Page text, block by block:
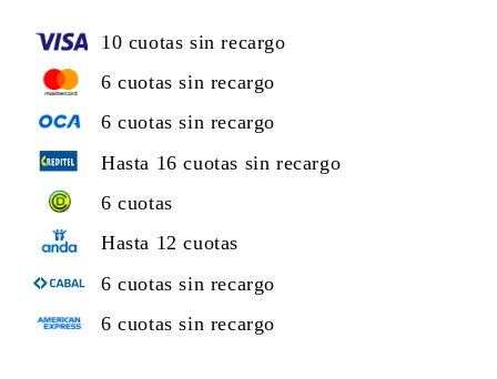
10 cuotas sin recargo
6 cuotas sin recargo
6 cuotas sin recargo
Hasta 16 cuotas sin recargo
6 cuotas
Hasta 12 cuotas
6 cuotas sin recargo
6 cuotas sin recargo